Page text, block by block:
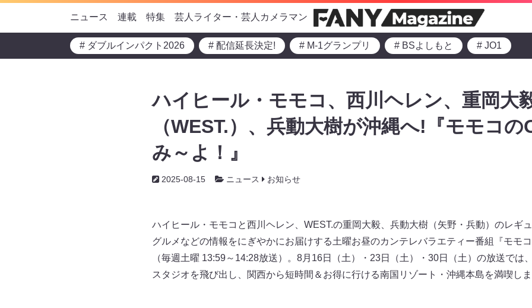
ニュース 連載 特集 芸人ライター・芸人カメラマン
# ダブルインパクト2026 # 配信延長決定! # M-1グランプリ # BSよしもと # JO1
ハイヒール・モモコ、西川ヘレン、重岡大
（WEST.）、兵動大樹が沖縄へ!『モモコ
み～よ！』
2025-08-15 ニュース お知らせ
ハイヒール・モモコと西川ヘレン、WEST.の重岡大毅、兵動大樹（矢野・兵動）のレギ
グルメなどの情報をにぎやかにお届けする土曜お昼のカンテレバラエティー番組『モモ
（毎週土曜 13:59～14:28放送）。8月16日（土）・23日（土）・30日（土）の放送では
スタジオを飛び出し、関西から短時間＆お得に行ける南国リゾート・沖縄本島を満喫し